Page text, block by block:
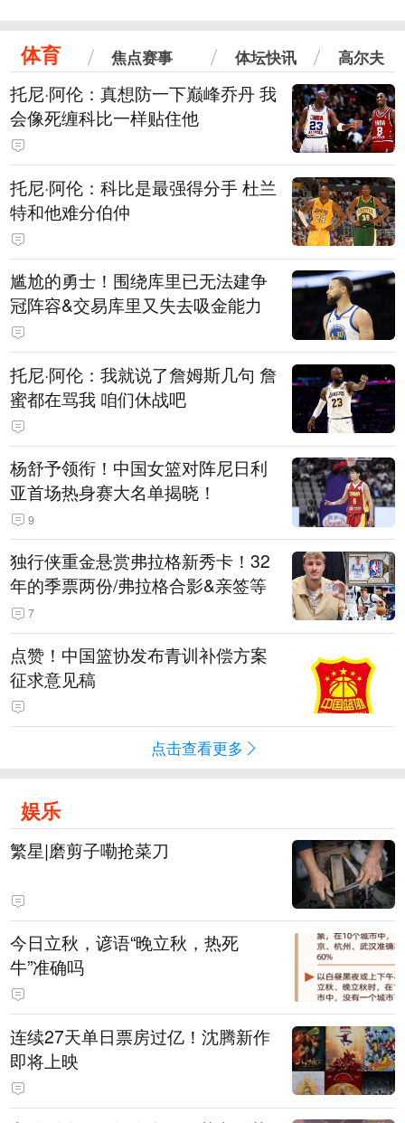
体育 焦点赛事 体坛快讯 高尔夫
托尼·阿伦：真想防一下巅峰乔丹 我
会像死缠科比一样贴住他
托尼·阿伦：科比是最强得分手 杜兰
特和他难分伯仲
尴尬的勇士！围绕库里已无法建争
冠阵容&交易库里又失去吸金能力
托尼·阿伦：我就说了詹姆斯几句 詹
蜜都在骂我 咱们休战吧
杨舒予领衔！中国女篮对阵尼日利
亚首场热身赛大名单揭晓！
9
独行侠重金悬赏弗拉格新秀卡！32
年的季票两份/弗拉格合影&亲签等
7
点赞！中国篮协发布青训补偿方案
征求意见稿
点击查看更多
娱乐
繁星|磨剪子嘞抢菜刀
今日立秋，谚语“晚立秋，热死
牛”准确吗
连续27天单日票房过亿！沈腾新作
即将上映